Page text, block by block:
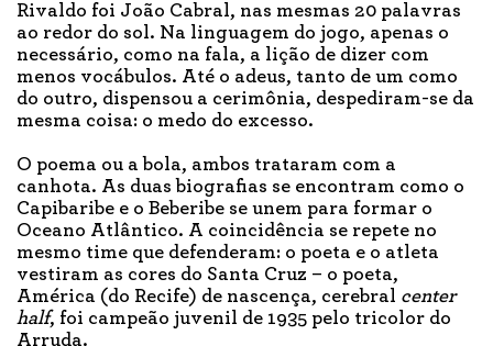
Rivaldo foi João Cabral, nas mesmas 20 palavras
ao redor do sol. Na linguagem do jogo, apenas o
necessário, como na fala, a lição de dizer com
menos vocábulos. Até o adeus, tanto de um como
do outro, dispensou a cerimônia, despediram-se da
mesma coisa: o medo do excesso.
O poema ou a bola, ambos trataram com a
canhota. As duas biografias se encontram como o
Capibaribe e o Beberibe se unem para formar o
Oceano Atlântico. A coincidência se repete no
mesmo time que defenderam: o poeta e o atleta
vestiram as cores do Santa Cruz – o poeta,
América (do Recife) de nascença, cerebral center
half, foi campeão juvenil de 1935 pelo tricolor do
Arruda.